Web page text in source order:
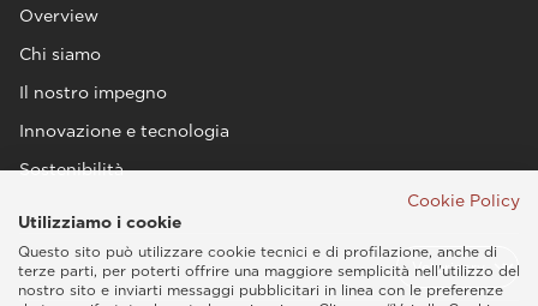
Overview
Chi siamo
Il nostro impegno
Innovazione e tecnologia
Sostenibilità
Cookie Policy
Utilizziamo i cookie
Questo sito può utilizzare cookie tecnici e di profilazione, anche di
terze parti, per poterti offrire una maggiore semplicità nell'utilizzo del
nostro sito e inviarti messaggi pubblicitari in linea con le preferenze